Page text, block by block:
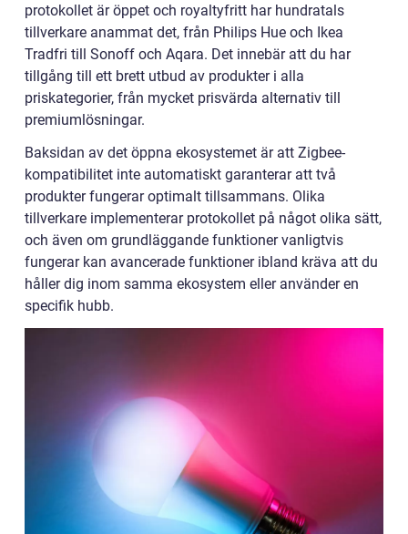
protokollet är öppet och royaltyfritt har hundratals
tillverkare anammat det, från Philips Hue och Ikea
Tradfri till Sonoff och Aqara. Det innebär att du har
tillgång till ett brett utbud av produkter i alla
priskategorier, från mycket prisvärda alternativ till
premiumlösningar.
Baksidan av det öppna ekosystemet är att Zigbee-
kompatibilitet inte automatiskt garanterar att två
produkter fungerar optimalt tillsammans. Olika
tillverkare implementerar protokollet på något olika sätt,
och även om grundläggande funktioner vanligtvis
fungerar kan avancerade funktioner ibland kräva att du
håller dig inom samma ekosystem eller använder en
specifik hubb.